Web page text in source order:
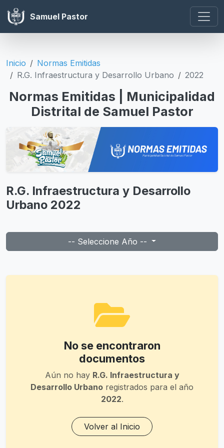
Samuel Pastor
Inicio
Normas Emitidas
R.G. Infraestructura y Desarrollo Urbano
2022
Normas Emitidas | Municipalidad
Distrital de Samuel Pastor
R.G. Infraestructura y Desarrollo
Urbano 2022
-- Seleccione Año --
No se encontraron
documentos
Aún no hay R.G. Infraestructura y
Desarrollo Urbano registrados para el año
2022.
Volver al Inicio